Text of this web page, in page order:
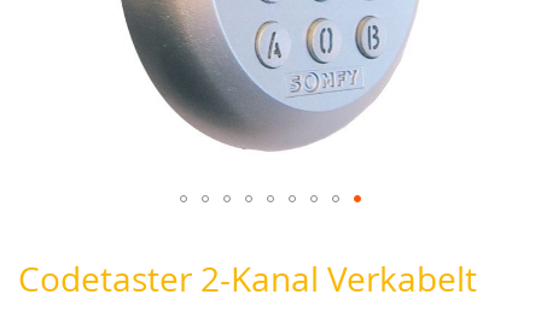
the
beginning
Codetaster 2-Kanal Verkabelt